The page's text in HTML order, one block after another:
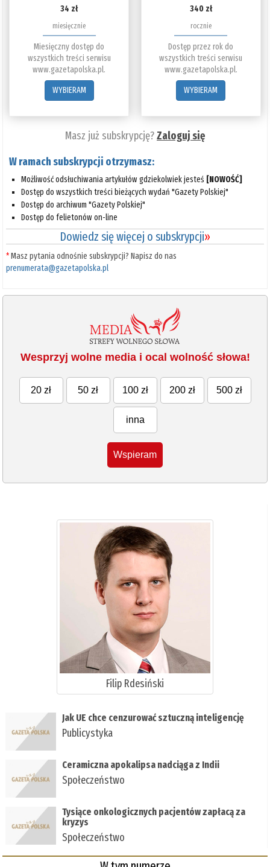
34 zł
miesięcznie
Miesięczny dostęp do
wszystkich treści serwisu
www.gazetapolska.pl.
WYBIERAM
340 zł
rocznie
Dostęp przez rok do
wszystkich treści serwisu
www.gazetapolska.pl.
WYBIERAM
Masz już subskrypcję?Zaloguj się
W ramach subskrypcji otrzymasz:
Możliwość odsłuchiwania artykułów gdziekolwiek jesteś [NOWOŚĆ]
Dostęp do wszystkich treści bieżących wydań "Gazety Polskiej"
Dostęp do archiwum "Gazety Polskiej"
Dostęp do felietonów on-line
Dowiedz się więcej o subskrypcji»
*Masz pytania odnośnie subskrypcji? Napisz do nas
prenumerata@gazetapolska.pl
Wesprzyj wolne media i ocal wolność słowa!
20 zł 50 zł 100 zł 200 zł 500 zł
inna
Wspieram
Filip Rdesiński
Jak UE chce cenzurować sztuczną inteligencję
Publicystyka
Ceramiczna apokalipsa nadciąga z Indii
Społeczeństwo
Tysiące onkologicznych pacjentów zapłacą za
kryzys
Społeczeństwo